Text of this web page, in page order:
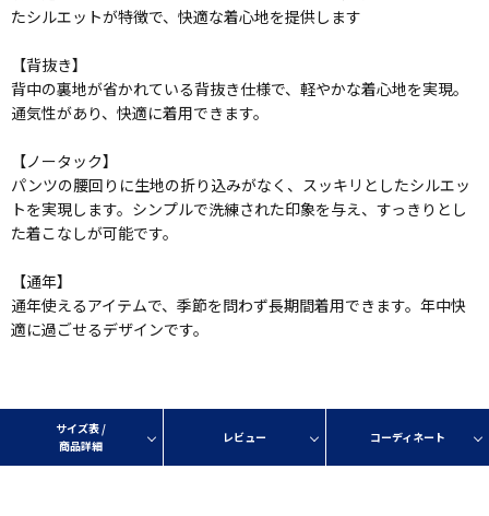
たシルエットが特徴で、快適な着心地を提供します
【背抜き】
背中の裏地が省かれている背抜き仕様で、軽やかな着心地を実現。
通気性があり、快適に着用できます。
【ノータック】
パンツの腰回りに生地の折り込みがなく、スッキリとしたシルエッ
トを実現します。シンプルで洗練された印象を与え、すっきりとし
た着こなしが可能です。
【通年】
通年使えるアイテムで、季節を問わず長期間着用できます。年中快
適に過ごせるデザインです。
サイズ表 /
商品詳細
レビュー コーディネート